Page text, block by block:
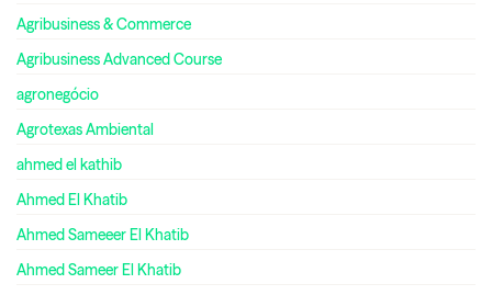
Agribusiness & Commerce
Agribusiness Advanced Course
agronegócio
Agrotexas Ambiental
ahmed el kathib
Ahmed El Khatib
Ahmed Sameeer El Khatib
Ahmed Sameer El Khatib